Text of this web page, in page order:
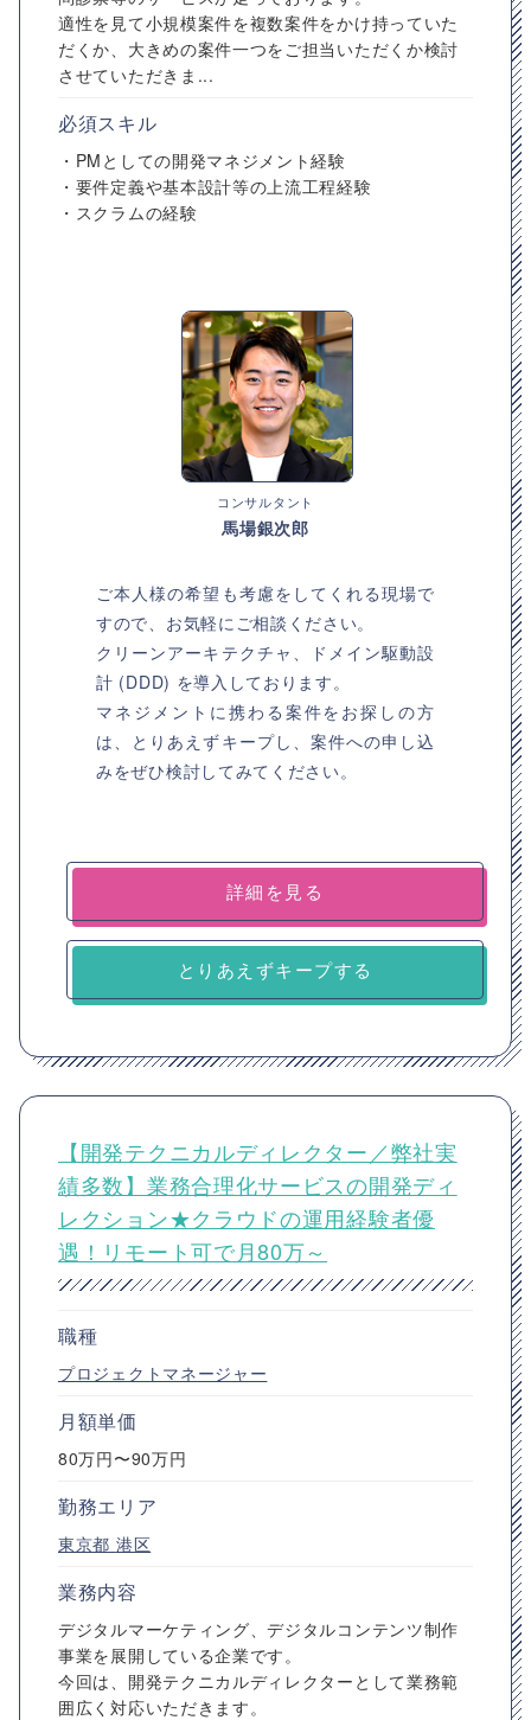
適性を見て小規模案件を複数案件をかけ持っていた
だくか、大きめの案件一つをご担当いただくか検討
させていただきま...
必須スキル
・PMとしての開発マネジメント経験
・要件定義や基本設計等の上流工程経験
・スクラムの経験
コンサルタント
馬場銀次郎
ご本人様の希望も考慮をしてくれる現場で
すので、お気軽にご相談ください。
クリーンアーキテクチャ、ドメイン駆動設
計 (DDD) を導入しております。
マネジメントに携わる案件をお探しの方
は、とりあえずキープし、案件への申し込
みをぜひ検討してみてください。
詳細を見る
とりあえずキープする
【開発テクニカルディレクター／弊社実
績多数】業務合理化サービスの開発ディ
レクション★クラウドの運用経験者優
遇！リモート可で月80万～
職種
プロジェクトマネージャー
月額単価
80万円〜90万円
勤務エリア
東京都 港区
業務内容
デジタルマーケティング、デジタルコンテンツ制作
事業を展開している企業です。
今回は、開発テクニカルディレクターとして業務範
囲広く対応いただきます。